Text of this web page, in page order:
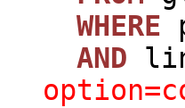
WHERE
AND